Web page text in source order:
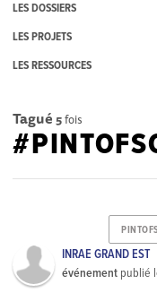
LES DOSSIERS
LES PROJETS
LES RESSOURCES
Tagué 5fois
INRAE GRAND EST
événement publié